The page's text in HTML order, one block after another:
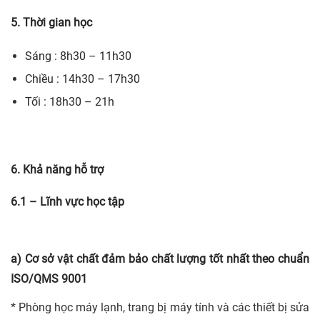
5. Thời gian học
Sáng : 8h30 – 11h30
Chiều : 14h30 – 17h30
Tối : 18h30 – 21h
6. Khả năng hỗ trợ
6.1 – Lĩnh vực học tập
a) Cơ sở vật chất đảm bảo chất lượng tốt nhất theo chuẩn
ISO/QMS 9001
* Phòng học máy lạnh, trang bị máy tính và các thiết bị sửa